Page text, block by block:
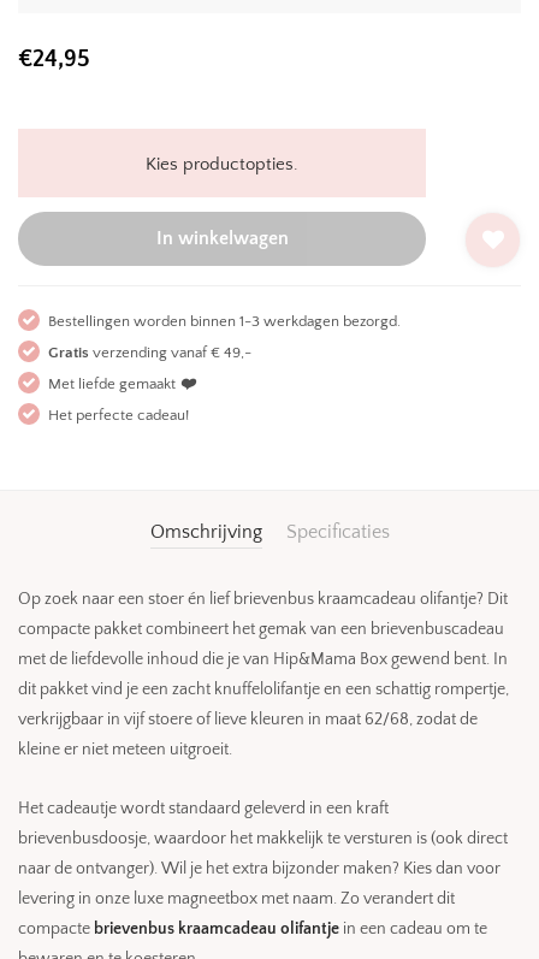
€24,95
Kies productopties.
In winkelwagen
Bestellingen worden binnen 1-3 werkdagen bezorgd.
Gratis verzending vanaf € 49,-
Met liefde gemaakt ❤️
Het perfecte cadeau!
Omschrijving Specificaties
Op zoek naar een stoer én lief brievenbus kraamcadeau olifantje? Dit
compacte pakket combineert het gemak van een brievenbuscadeau
met de liefdevolle inhoud die je van Hip&Mama Box gewend bent. In
dit pakket vind je een zacht knuffelolifantje en een schattig rompertje,
verkrijgbaar in vijf stoere of lieve kleuren in maat 62/68, zodat de
kleine er niet meteen uitgroeit.
Het cadeautje wordt standaard geleverd in een kraft
brievenbusdoosje, waardoor het makkelijk te versturen is (ook direct
naar de ontvanger). Wil je het extra bijzonder maken? Kies dan voor
levering in onze luxe magneetbox met naam. Zo verandert dit
compacte brievenbus kraamcadeau olifantje in een cadeau om te